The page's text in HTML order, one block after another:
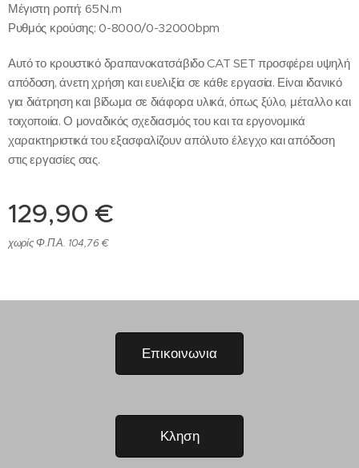
Μέγιστη ροπή: 65N.m
Ρυθμός κρούσης: 0-8000/0-32000bpm
Αυτό το κρουστικό δραπανοκατσάβιδο CAT SET προσφέρει υψηλή
απόδοση, άνετη χρήση και ευελιξία σε κάθε εργασία. Είναι ιδανικό
για διάτρηση και βίδωμα σε διάφορα υλικά, όπως ξύλο, μέταλλο και
τοιχοποιία. Ο μοναδικός σχεδιασμός του και τα εργονομικά
χαρακτηριστικά του εξασφαλίζουν απόλυτο έλεγχο και απόδοση
στις εργασίες σας.
129,90 €
χωρίς Φ.Π.Α. 104,76 €
Επικοινωνια
Κληση